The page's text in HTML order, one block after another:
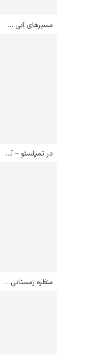
مسیرهای آبی – جکسون پولاک
در تمپلستو – آرتور استریتون
منظره زمستانی با تله پرنده – پیتر بروگل جوان